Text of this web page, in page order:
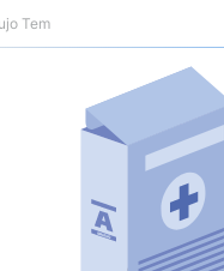
Saúde e Bem Estar